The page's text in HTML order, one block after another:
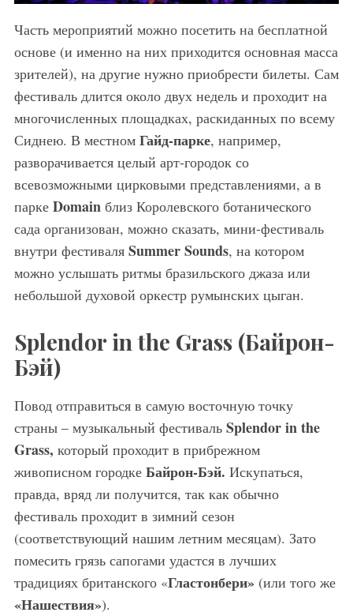
Часть мероприятий можно посетить на бесплатной
основе (и именно на них приходится основная масса
зрителей), на другие нужно приобрести билеты. Сам
фестиваль длится около двух недель и проходит на
многочисленных площадках, раскиданных по всему
Сиднею. В местном Гайд-парке, например,
разворачивается целый арт-городок со
всевозможными цирковыми представлениями, а в
парке Domainблиз Королевского ботанического
сада организован, можно сказать, мини-фестиваль
внутри фестиваля Summer Sounds, на котором
можно услышать ритмы бразильского джаза или
небольшой духовой оркестр румынских цыган.
Splendor in the Grass (Байрон-
Бэй)
Повод отправиться в самую восточную точку
страны – музыкальный фестиваль Splendor in the
Grass, который проходит в прибрежном
живописном городке Байрон-Бэй. Искупаться,
правда, вряд ли получится, так как обычно
фестиваль проходит в зимний сезон
(соответствующий нашим летним месяцам). Зато
помесить грязь сапогами удастся в лучших
традициях британского «Гластонбери»(или того же
«Нашествия»).